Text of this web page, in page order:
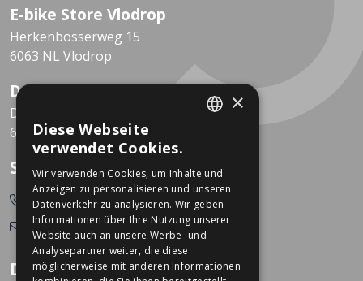
E-bike Store Vlodrop
Herkenbosserweg 15
6063 NL Vlodrop
Dekkers Valkenburg
De Leeuwhof 7
6301 KZ Valkenburg
So erreichen Sie uns
0478-532166
info@dekkerstweewielers.nl
Dekkers Zweiräder
×
Diese Webseite
verwendet Cookies.
Wir verwenden Cookies, um Inhalte und
Anzeigen zu personalisieren und unseren
Datenverkehr zu analysieren. Wir geben
Informationen über Ihre Nutzung unserer
Website auch an unsere Werbe- und
Analysepartner weiter, die diese
möglicherweise mit anderen Informationen